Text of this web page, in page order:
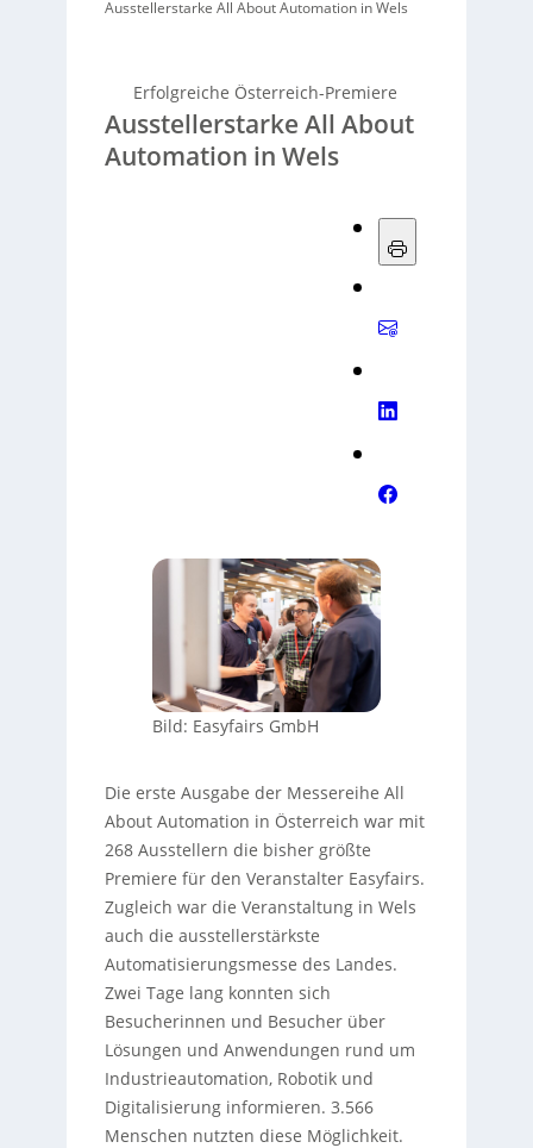
Ausstellerstarke All About Automation in Wels
Erfolgreiche Österreich-Premiere
Ausstellerstarke All About
Automation in Wels
Bild: Easyfairs GmbH
Die erste Ausgabe der Messereihe All
About Automation in Österreich war mit
268 Ausstellern die bisher größte
Premiere für den Veranstalter Easyfairs.
Zugleich war die Veranstaltung in Wels
auch die ausstellerstärkste
Automatisierungsmesse des Landes.
Zwei Tage lang konnten sich
Besucherinnen und Besucher über
Lösungen und Anwendungen rund um
Industrieautomation, Robotik und
Digitalisierung informieren. 3.566
Menschen nutzten diese Möglichkeit.